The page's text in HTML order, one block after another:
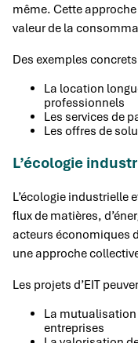
même. Cette
valeur de la
Des exemples
La location
professionnels
Les services de
Les offres de
L’écologie
L’écologie industrielle
flux de matières,
acteurs économiques
une approche
Les projets d’EIT
La mutualisation
entreprises